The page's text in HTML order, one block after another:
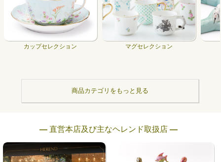
カップセレクション マグセレクション
商品カテゴリをもっと見る
― 直営本店及び主なヘレンド取扱店 ―